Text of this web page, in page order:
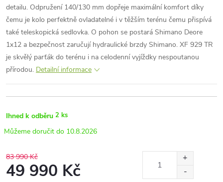
detailu. Odpružení 140/130 mm dopřeje maximální komfort díky
čemu je kolo perfektně ovladatelné i v těžším terénu čemu přispívá
také teleskopická sedlovka. O pohon se postará Shimano Deore
1x12 a bezpečnost zaručují hydraulické brzdy Shimano. XF 929 TR
je skvělý parťák do terénu i na celodenní vyjíždky nespoutanou
přírodou. Detailní informace
Ihned k odběru 2 ks
10.8.2026
83 990 Kč
49 990 Kč